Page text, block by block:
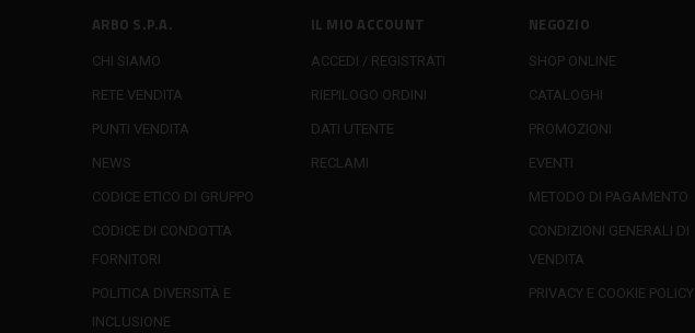
ARBO S.P.A.
CHI SIAMO
RETE VENDITA
PUNTI VENDITA
NEWS
CODICE ETICO DI GRUPPO
CODICE DI CONDOTTA
FORNITORI
POLITICA DIVERSITÀ E
INCLUSIONE
IL MIO ACCOUNT
ACCEDI / REGISTRATI
RIEPILOGO ORDINI
DATI UTENTE
RECLAMI
NEGOZIO
SHOP ONLINE
CATALOGHI
PROMOZIONI
EVENTI
METODO DI PAGAMENTO
CONDIZIONI GENERALI DI
VENDITA
PRIVACY E COOKIE POLICY